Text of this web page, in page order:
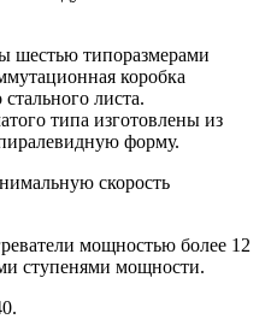
шестью типоразмерами
коробка
листа.
типа изготовлены из
форму.
скорость
мощностью более 12
ступенями мощности.